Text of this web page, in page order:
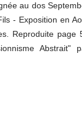
au dos
- Exposition en
Reproduite page
Abstrait"